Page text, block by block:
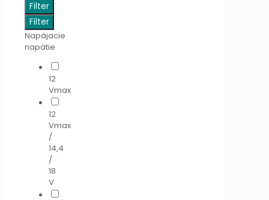
Filter
Filter
Napájacie
napätie
12
Vmax
12
Vmax
/
14,4
/
18
V